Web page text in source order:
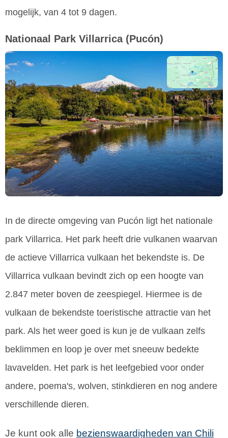
mogelijk, van 4 tot 9 dagen.
Nationaal Park Villarrica (Pucón)
In de directe omgeving van Pucón ligt het nationale
park Villarrica. Het park heeft drie vulkanen waarvan
de actieve Villarrica vulkaan het bekendste is. De
Villarrica vulkaan bevindt zich op een hoogte van
2.847 meter boven de zeespiegel. Hiermee is de
vulkaan de bekendste toeristische attractie van het
park. Als het weer goed is kun je de vulkaan zelfs
beklimmen en loop je over met sneeuw bedekte
lavavelden. Het park is het leefgebied voor onder
andere, poema's, wolven, stinkdieren en nog andere
verschillende dieren.
Je kunt ook alle bezienswaardigheden van Chili